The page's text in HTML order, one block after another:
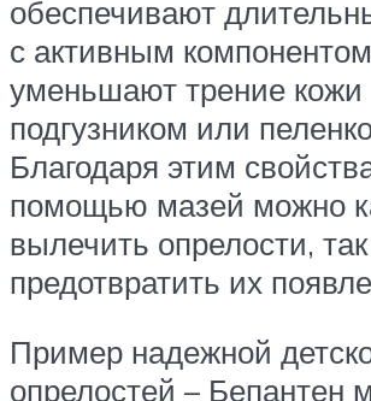
обеспечивают
с активным
уменьшают трение кожи
подгузником или
Благодаря этим
помощью мазей можно
вылечить опрелости,
предотвратить их
Пример надежной
опрелостей – Бепантен